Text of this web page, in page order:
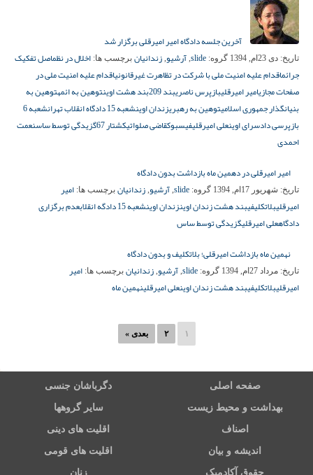
آخرین جلسه دادگاه امیر امیرقلی برگزار شد
تاریخ: دی 23ام, 1394 گروه: slide
, آرشیو, زندانیان برچسب ها: اخلال در نظماصل تفکیک
جرائماقدام علیه امنیت ملی با شرکت در تظاهرت غیرقانونیاقدام علیه امنیت ملی در
صفحات مجازیامیر امیرقلیبازپرس ناصریبند 209 بند هشت اوینتوهین به ائمهتوهین به
بنیانگذار جمهوری اسلامیتوهین به رهبریزندان اوینشعبه 15 دادگاه انقلاب تهران
شعبه 6
بازپرسی دادسرای اوینعلی امیرقلیفیسبوکقاضی صلواتیکشتار 67 گزیدگی توسط ساسنعمت
احمدی
امیر امیرقلی در دهمین ماه بازداشت بدون دادگاه
تاریخ: شهریور 17ام, 1394 گروه: slide
, آرشیو, زندانیان برچسب ها: امیر
امیرقلیبلاتکلیفیبند هشت زندان اوینزندان اوینشعبه 15 دادگه انقلاب
عدم برگزاری
دادگاهعلی امیرقلیگزیدگی توسط ساس
نهمین ماه بازداشت امیرقلی؛ بلاتکلیف و بدون دادگاه
تاریخ: مرداد 27ام, 1394 گروه: slide
, آرشیو, زندانیان برچسب ها: امیر
امیرقلیبلاتکلیفیبند هشت زندان اوینعلی امیرقلینهمین ماه
۱ ۲ بعدی »
صفحه اصلی دگرباشان جنسی
بهداشت و محیط زیست سایر گروهها
اصناف اقلیت های دینی
اندیشه و بیان اقلیت های قومی
حقوق آکادمیک زنان